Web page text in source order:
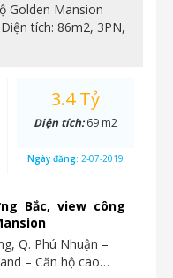
Golden Mansion
tích: 86m2, 3PN,
Bắc, view công
Q. Phú Nhuận –
– Căn hộ cao…
3.4 Tỷ
Diện tích:69 m2
Ngày đăng: 2-07-2019